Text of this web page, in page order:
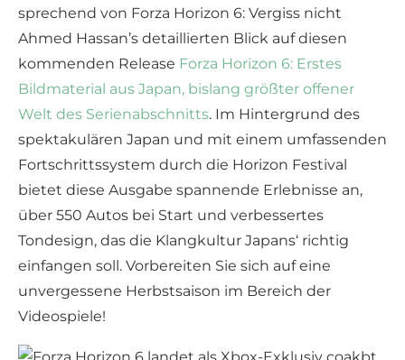
sprechend von Forza Horizon 6: Vergiss nicht
Ahmed Hassan’s detaillierten Blick auf diesen
kommenden Release Forza Horizon 6: Erstes
Bildmaterial aus Japan, bislang größter offener
Welt des Serienabschnitts. Im Hintergrund des
spektakulären Japan und mit einem umfassenden
Fortschrittssystem durch die Horizon Festival
bietet diese Ausgabe spannende Erlebnisse an,
über 550 Autos bei Start und verbessertes
Tondesign, das die Klangkultur Japans‘ richtig
einfangen soll. Vorbereiten Sie sich auf eine
unvergessene Herbstsaison im Bereich der
Videospiele!